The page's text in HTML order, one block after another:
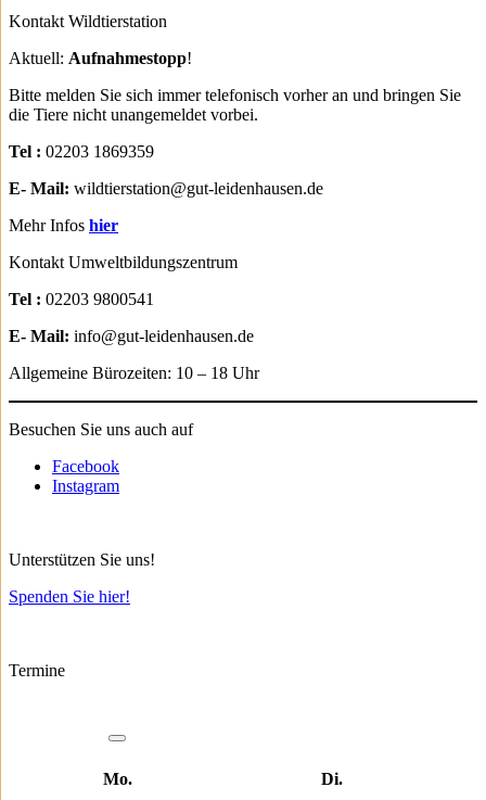
Kontakt Wildtierstation
Aktuell: Aufnahmestopp!
Bitte melden Sie sich immer telefonisch vorher an und bringen Sie
die Tiere nicht unangemeldet vorbei.
Tel : 02203 1869359
E- Mail: wildtierstation@gut-leidenhausen.de
Mehr Infos hier
Kontakt Umweltbildungszentrum
Tel : 02203 9800541
E- Mail: info@gut-leidenhausen.de
Allgemeine Bürozeiten: 10 – 18 Uhr
Besuchen Sie uns auch auf
Facebook
Instagram
Unterstützen Sie uns!
Spenden Sie hier!
Termine
Mo. Di.